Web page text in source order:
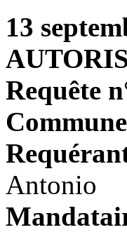
13
Requête
Antonio